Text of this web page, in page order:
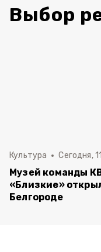
Выбор
Культура Сегодня,
Музей команды
«Близкие»
Белгороде